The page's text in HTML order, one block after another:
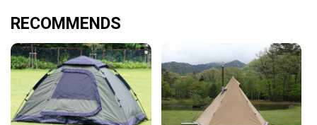
RECOMMENDS